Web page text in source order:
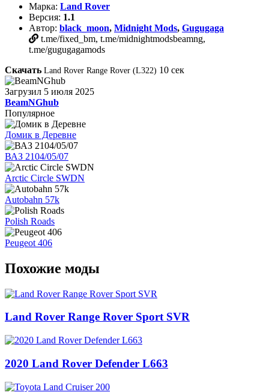
Марка: Land Rover
Версия: 1.1
Автор: black_moon, Midnight Mods, Gugugaga
t.me/fixed_bm, t.me/midnightmodsbeamng,
t.me/gugugagamods
Скачать Land Rover Range Rover (L322) 10 сек
Загрузил 5 июля 2025
BeamNGhub
Популярное
Домик в Деревне
ВАЗ 2104/05/07
Arctic Circle SWDN
Autobahn 57k
Polish Roads
Peugeot 406
Похожие моды
Land Rover Range Rover Sport SVR
2020 Land Rover Defender L663